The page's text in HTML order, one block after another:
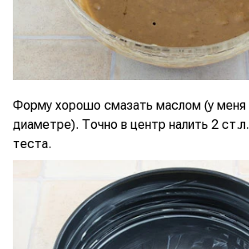
Форму хорошо смазать маслом (у
диаметре). Точно в центр налить 2
теста.